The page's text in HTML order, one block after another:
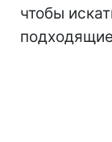
чтобы